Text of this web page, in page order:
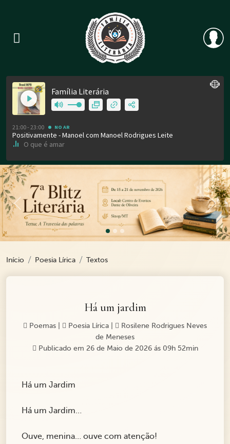
Previous
Início Poesia Lírica Textos
Há um jardim
Poemas Poesia Lírica
Rosilene Rodrigues Neves
de Meneses
Publicado em 26 de Maio de 2026 ás 09h 52min
Há um Jardim
Há um Jardim…
Ouve, menina… ouve com atenção!